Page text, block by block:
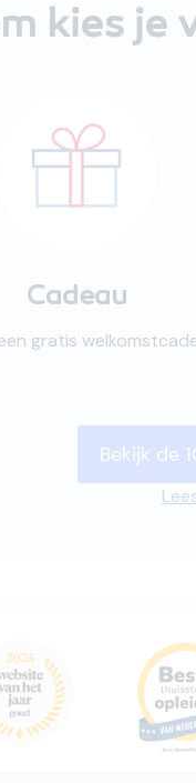
kies je
Cadeau
gratis
Bekijk de